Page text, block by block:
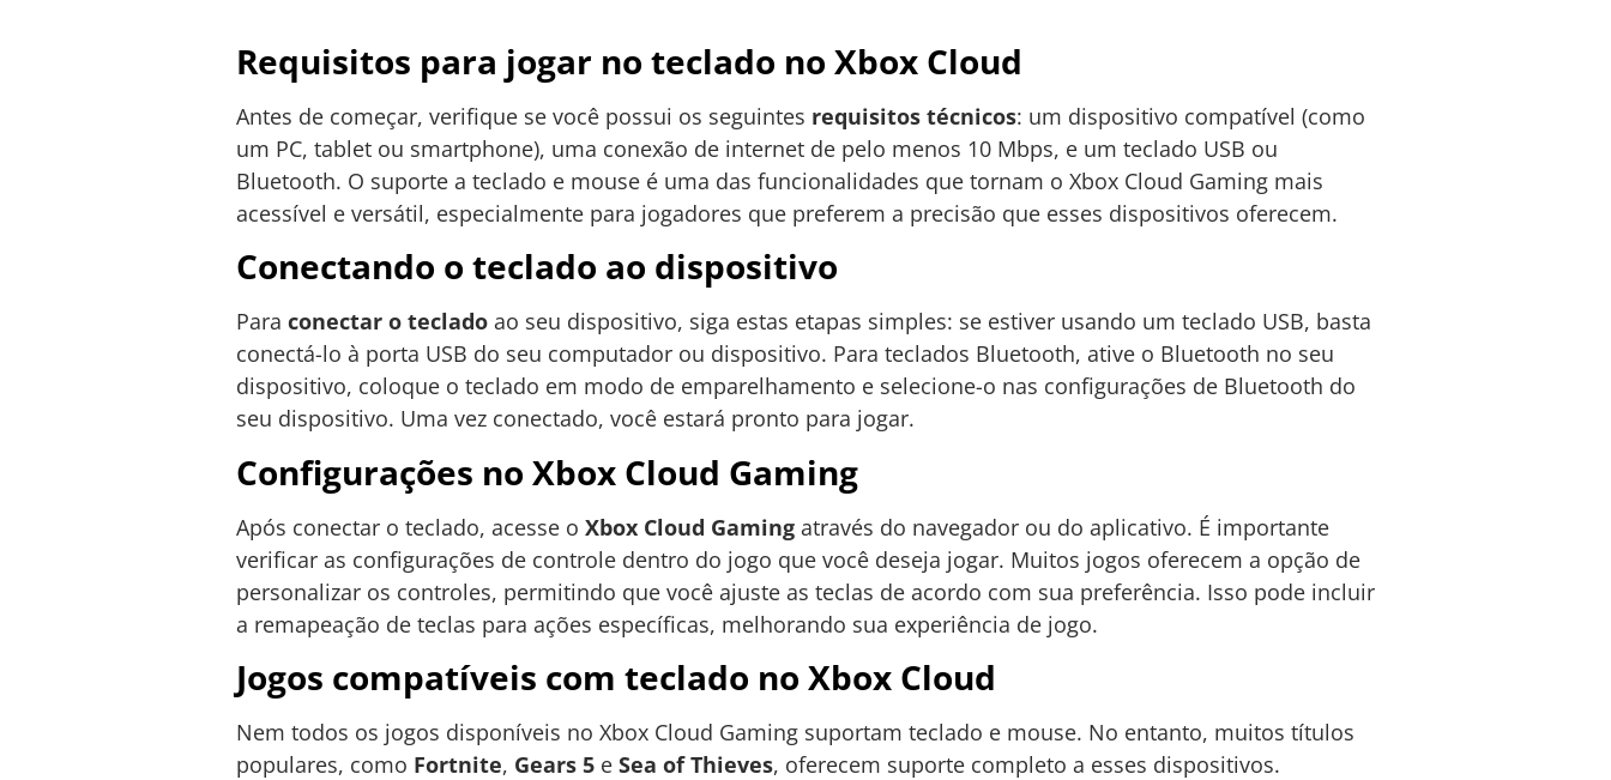
Requisitos para jogar no teclado no Xbox Cloud
Antes de começar, verifique se você possui os seguintes requisitos técnicos: um dispositivo compatível (como
um PC, tablet ou smartphone), uma conexão de internet de pelo menos 10 Mbps, e um teclado USB ou
Bluetooth. O suporte a teclado e mouse é uma das funcionalidades que tornam o Xbox Cloud Gaming mais
acessível e versátil, especialmente para jogadores que preferem a precisão que esses dispositivos oferecem.
Conectando o teclado ao dispositivo
Para conectar o teclado ao seu dispositivo, siga estas etapas simples: se estiver usando um teclado USB, basta
conectá-lo à porta USB do seu computador ou dispositivo. Para teclados Bluetooth, ative o Bluetooth no seu
dispositivo, coloque o teclado em modo de emparelhamento e selecione-o nas configurações de Bluetooth do
seu dispositivo. Uma vez conectado, você estará pronto para jogar.
Configurações no Xbox Cloud Gaming
Após conectar o teclado, acesse o Xbox Cloud Gaming através do navegador ou do aplicativo. É importante
verificar as configurações de controle dentro do jogo que você deseja jogar. Muitos jogos oferecem a opção de
personalizar os controles, permitindo que você ajuste as teclas de acordo com sua preferência. Isso pode incluir
a remapeação de teclas para ações específicas, melhorando sua experiência de jogo.
Jogos compatíveis com teclado no Xbox Cloud
Nem todos os jogos disponíveis no Xbox Cloud Gaming suportam teclado e mouse. No entanto, muitos títulos
populares, como Fortnite, Gears 5 e Sea of Thieves, oferecem suporte completo a esses dispositivos.